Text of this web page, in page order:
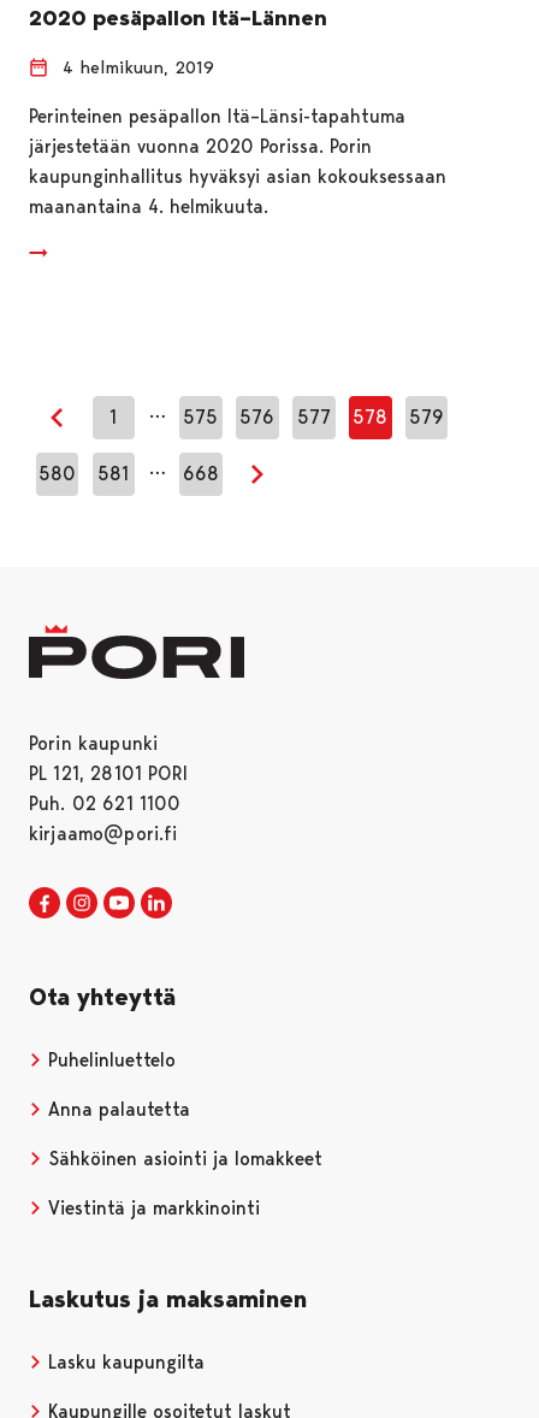
2020 pesäpallon Itä–Lännen
4 helmikuun, 2019
Perinteinen pesäpallon Itä–Länsi-tapahtuma
järjestetään vuonna 2020 Porissa. Porin
kaupunginhallitus hyväksyi asian kokouksessaan
maanantaina 4. helmikuuta.
Edellinen sivu
1 … 575 576 577 578 579
580 581 … 668
Seuraava sivu
Porin kaupunki
PL 121, 28101 PORI
Puh. 02 621 1100
kirjaamo@pori.fi
Porin kaupunki Facebookissa
Avautuu uudessa välilehdessä
Porin kaupunki Instagramissa
Avautuu uudessa välilehdessä
Porin kaupunki Youtubessa
Avautuu uudessa välilehdessä
Ota yhteyttä
Puhelinluettelo
Anna palautetta
Sähköinen asiointi ja lomakkeet
Viestintä ja markkinointi
Laskutus ja maksaminen
Lasku kaupungilta
Kaupungille osoitetut laskut